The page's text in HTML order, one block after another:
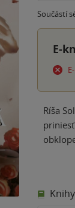
Součástí
E-
Ríša
Knihy